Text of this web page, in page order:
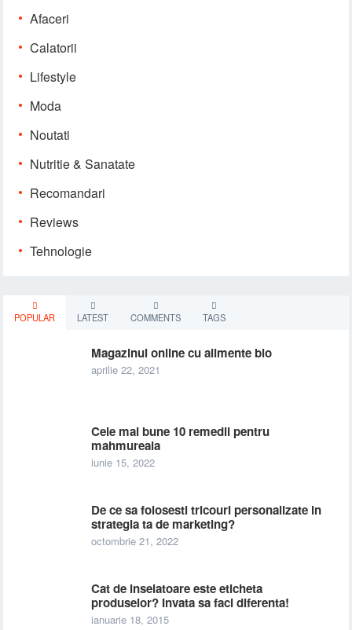
Afaceri
Calatorii
Lifestyle
Moda
Noutati
Nutritie & Sanatate
Recomandari
Reviews
Tehnologie
POPULAR LATEST COMMENTS TAGS
Magazinul online cu alimente bio
aprilie 22, 2021
Cele mai bune 10 remedii pentru
mahmureala
iunie 15, 2022
De ce sa folosesti tricouri personalizate in
strategia ta de marketing?
octombrie 21, 2022
Cat de inselatoare este eticheta
produselor? Invata sa faci diferenta!
ianuarie 18, 2015